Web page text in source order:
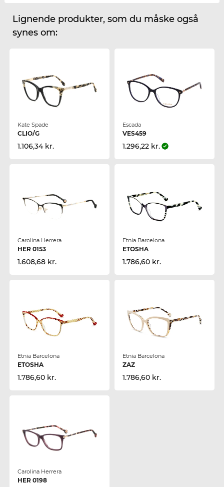
Lignende produkter, som du måske også
synes om:
Kate Spade
CLIO/G
1.106,34 kr.
Escada
VES459
1.296,22 kr.
Carolina Herrera
HER 0153
1.608,68 kr.
Etnia Barcelona
ETOSHA
1.786,60 kr.
Etnia Barcelona
ETOSHA
1.786,60 kr.
Etnia Barcelona
ZAZ
1.786,60 kr.
Carolina Herrera
HER 0198